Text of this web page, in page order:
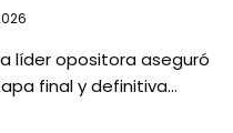
líder opositora aseguró
final y definitiva…